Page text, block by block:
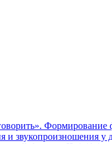
Формирование
и звукопроизношения у